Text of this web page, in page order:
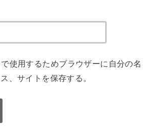
使用するためブラウザーに自分の名
、サイトを保存する。